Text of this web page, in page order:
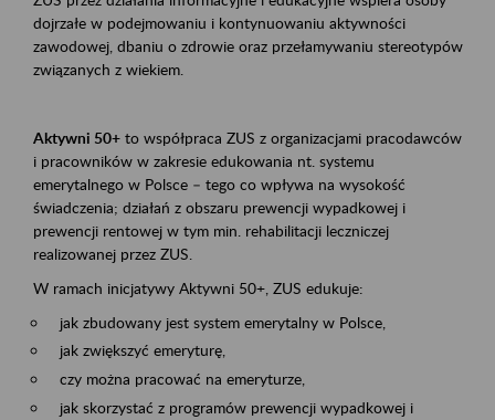
dojrzałe w podejmowaniu i kontynuowaniu aktywności
zawodowej, dbaniu o zdrowie oraz przełamywaniu stereotypów
związanych z wiekiem.
Aktywni 50+ to współpraca ZUS z organizacjami pracodawców
i pracowników w zakresie edukowania nt. systemu
emerytalnego w Polsce – tego co wpływa na wysokość
świadczenia; działań z obszaru prewencji wypadkowej i
prewencji rentowej w tym min. rehabilitacji leczniczej
realizowanej przez ZUS.
W ramach inicjatywy Aktywni 50+, ZUS edukuje:
jak zbudowany jest system emerytalny w Polsce,
jak zwiększyć emeryturę,
czy można pracować na emeryturze,
jak skorzystać z programów prewencji wypadkowej i